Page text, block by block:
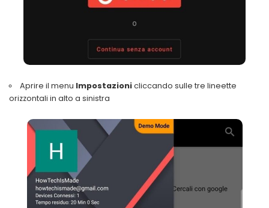
Aprire il menu Impostazionicliccando sulle tre lineette
orizzontali in alto a sinistra